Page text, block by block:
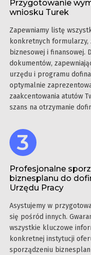
Przygotowanie
wniosku Turek
Zapewniamy listę
konkretnych formularzy,
biznesowej i finansowej.
dokumentów,
urzędu i programu
optymalnie
zaakcentowania atutów
szans na otrzymanie
Profesjonalne
biznesplanu do
Urzędu Pracy
Asystujemy w
się pośród innych.
wszystkie kluczowe
konkretnej instytucji
sporządzeniu